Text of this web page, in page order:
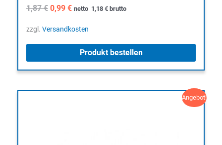
1,87€ Ursprünglicher
war:
0,99 €Aktueller
ist:
netto 1,18 € brutto
zzgl. Versandkosten
Produkt bestellen
Angebot!